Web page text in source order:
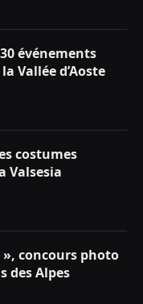
événements
Vallée d’Aoste
costumes
Valsesia
concours photo
des Alpes